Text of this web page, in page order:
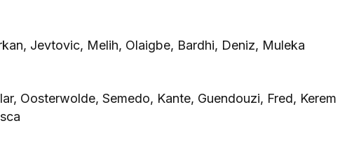
Jevtovic, Melih, Olaigbe, Bardhi, Deniz, Muleka
Oosterwolde, Semedo, Kante, Guendouzi, Fred, Kerem